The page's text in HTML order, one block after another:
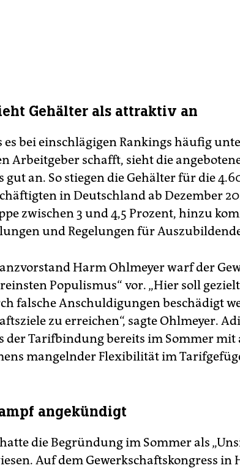
Gehälter als attraktiv an
es bei einschlägigen Rankings häufig
Arbeitgeber schafft, sieht die
gut an. So stiegen die Gehälter für die
in Deutschland ab Dezember
zwischen 3 und 4,5 Prozent, hinzu
und Regelungen für
Harm Ohlmeyer warf der
Populismus“ vor. „Hier soll
falsche Anschuldigungen beschädigt
zu erreichen“, sagte Ohlmeyer.
der Tarifbindung bereits im Sommer mit
mangelnder Flexibilität im
angekündigt
hatte die Begründung im Sommer als
Auf dem Gewerkschaftskongress in